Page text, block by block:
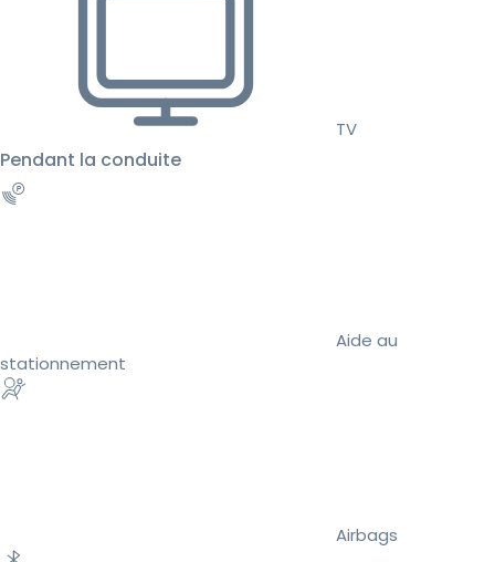
TV
Pendant la conduite
Aide au
stationnement
Airbags